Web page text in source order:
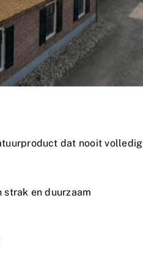
dat nooit volledig
en duurzaam